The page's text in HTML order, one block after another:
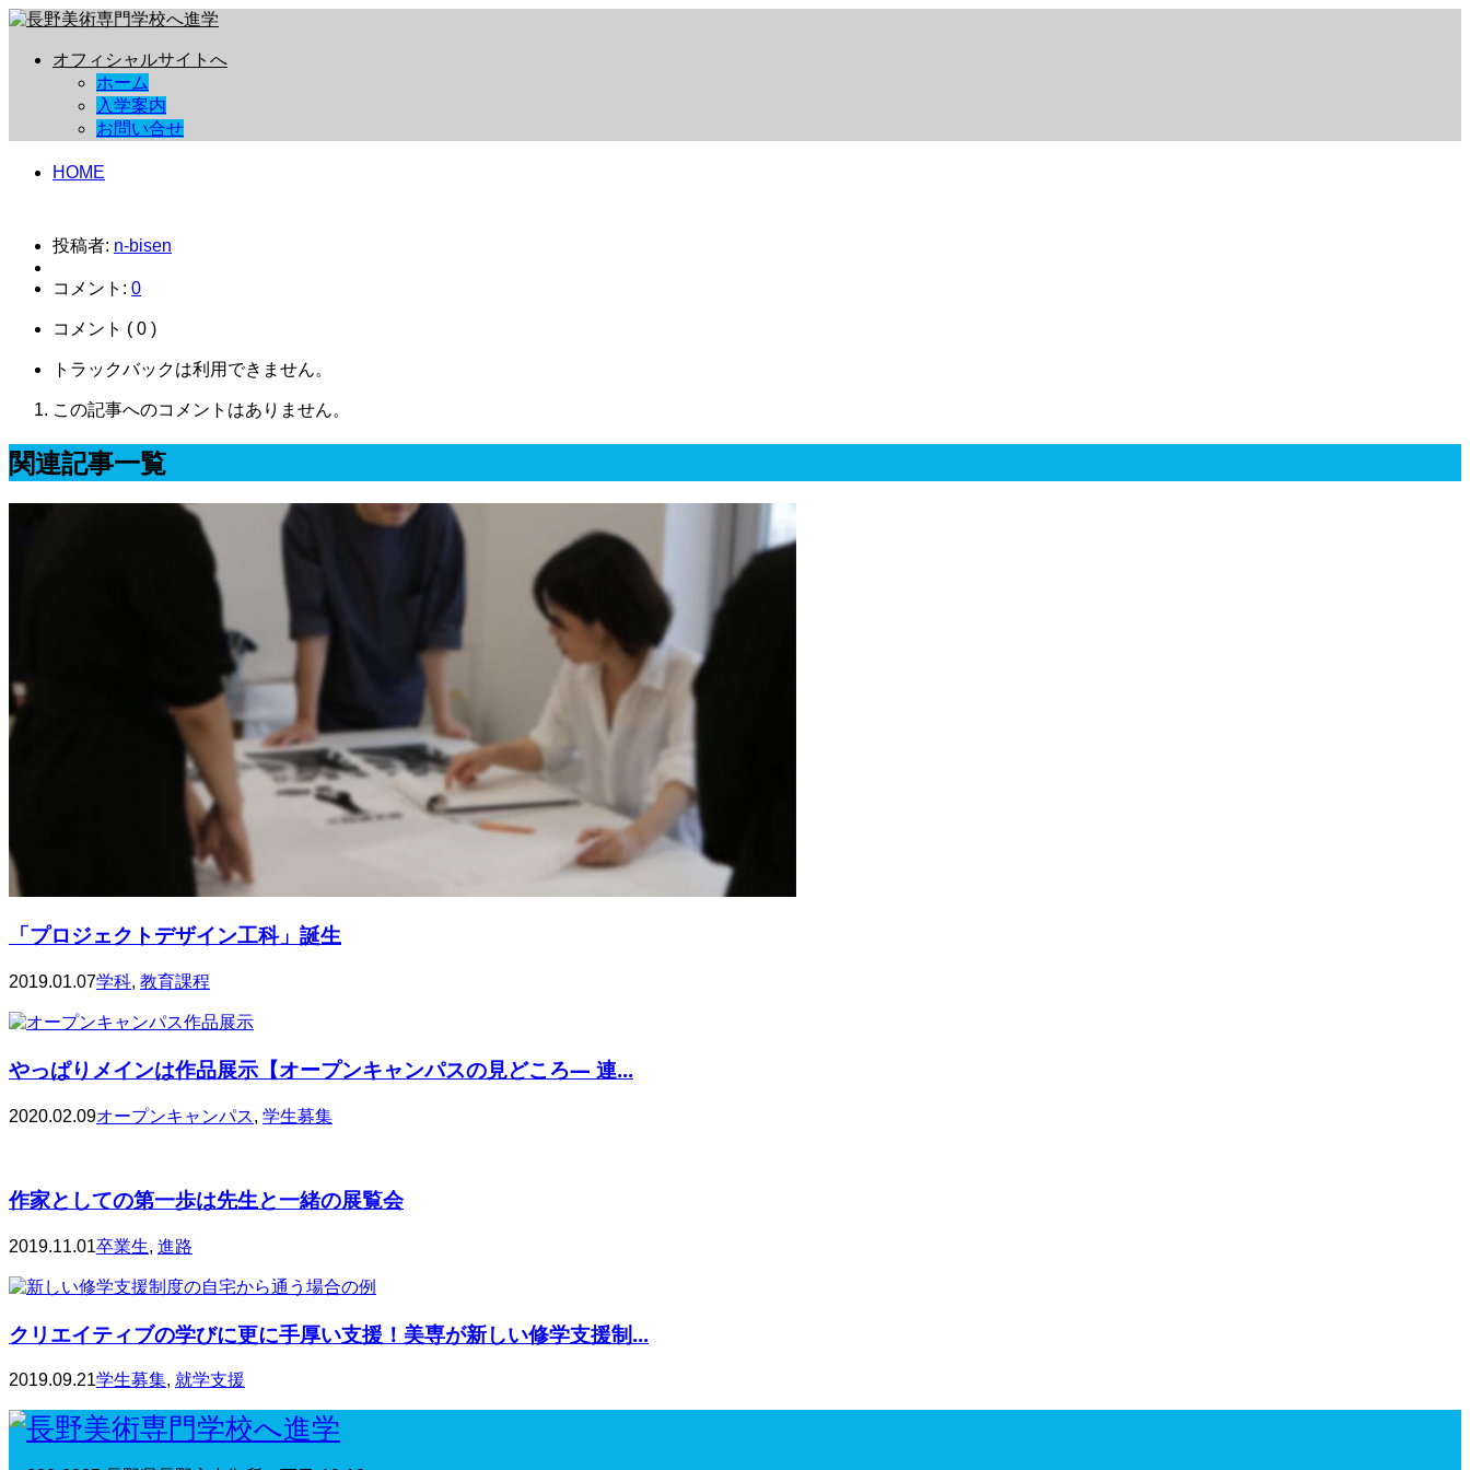
オフィシャルサイトへ
ホーム
入学案内
お問い合せ
HOME
投稿者: n-bisen
コメント: 0
コメント ( 0 )
トラックバックは利用できません。
この記事へのコメントはありません。
関連記事一覧
「プロジェクトデザイン工科」誕生
2019.01.07学科, 教育課程
やっぱりメインは作品展示【オープンキャンパスの見どころ— 連...
2020.02.09オープンキャンパス, 学生募集
作家としての第一歩は先生と一緒の展覧会
2019.11.01卒業生, 進路
クリエイティブの学びに更に手厚い支援！美専が新しい修学支援制...
2019.09.21学生募集, 就学支援